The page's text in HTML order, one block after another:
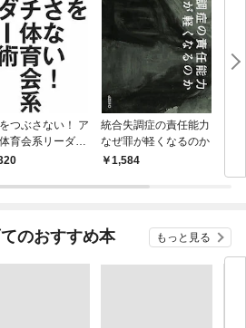
つぶさない！ ア
育会系リーダー
統合失調症の責任能力
なぜ罪が軽くなるのか
1,584
のおすすめ本 もっと見る